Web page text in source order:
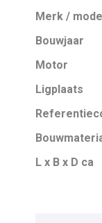
Merk / model
Bouwjaar
Motor
Ligplaats
L x B x D ca